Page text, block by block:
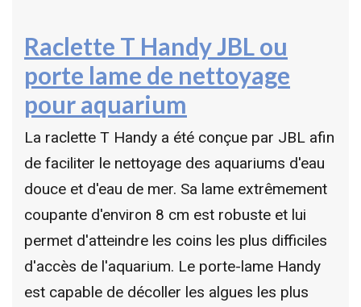
Raclette T Handy JBL ou
porte lame de nettoyage
pour aquarium
La raclette T Handy a été conçue par JBL afin
de faciliter le nettoyage des aquariums d'eau
douce et d'eau de mer. Sa lame extrêmement
coupante d'environ 8 cm est robuste et lui
permet d'atteindre les coins les plus difficiles
d'accès de l'aquarium. Le porte-lame Handy
est capable de décoller les algues les plus